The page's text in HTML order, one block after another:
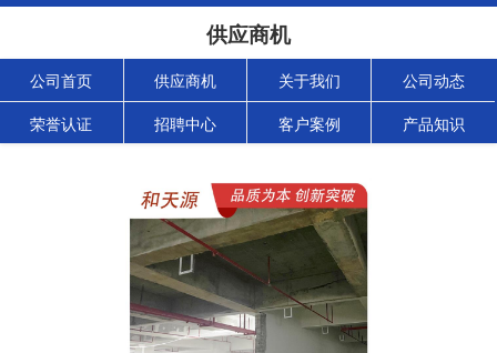
供应商机
公司首页 供应商机 关于我们 公司动态
荣誉认证 招聘中心 客户案例 产品知识